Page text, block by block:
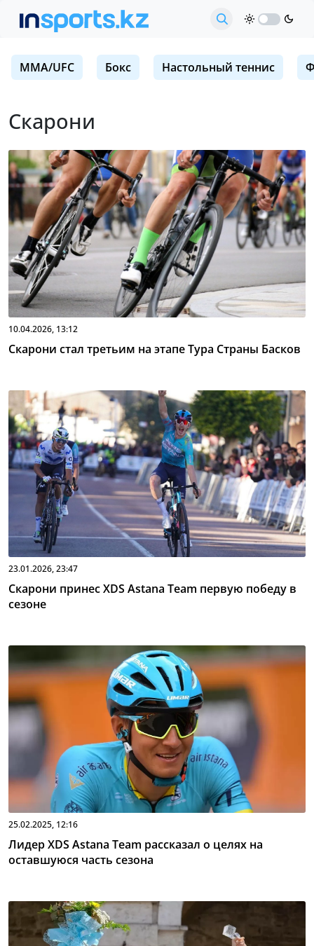
MMA/UFC Бокс Настольный теннис
Скарони
10.04.2026, 13:12
Скарони стал третьим на этапе Тура Страны Басков
23.01.2026, 23:47
Скарони принес XDS Astana Team первую победу в
сезоне
25.02.2025, 12:16
Лидер XDS Astana Team рассказал о целях на
оставшуюся часть сезона